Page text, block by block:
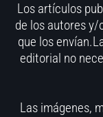
Los artículos
de los autores y/
que los
editorial no
Las imágenes,